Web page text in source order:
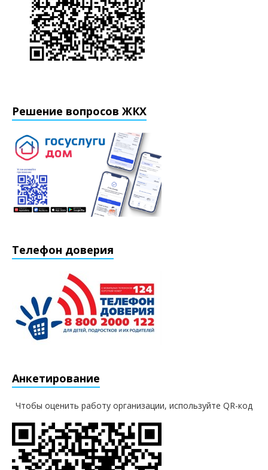
Решение вопросов ЖКХ
Телефон доверия
Анкетирование
Чтобы оценить работу организации, используйте QR-код